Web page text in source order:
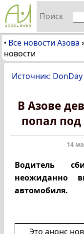
Поиск
• Все новости Азова
новости
Источник: DonDay
В Азове
попал
14
Водитель
неожиданно
автомобиля.
Это анонс